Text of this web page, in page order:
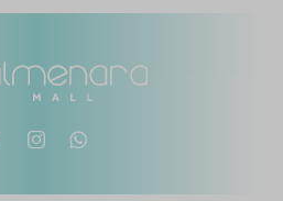
 